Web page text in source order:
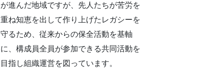
が進んだ地域ですが、先人たちが苦労を
重ね知恵を出して作り上げたレガシーを
守るため、従来からの保全活動を基軸
に、構成員全員が参加できる共同活動を
目指し組織運営を図っています。